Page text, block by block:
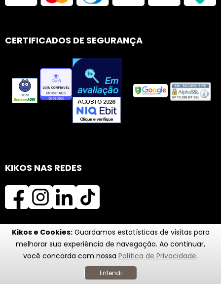
Kikos e Cookies:Guardamos estatísticas de visitas para
melhorar sua experiência de navegação. Ao continuar,
você concorda com nossa Política de Privacidade.
Entendi
CERTIFICADOS DE SEGURANÇA
KIKOS NAS REDES